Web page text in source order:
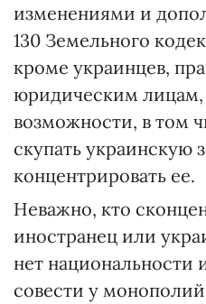
изменениями и
130 Земельного
кроме украинцев,
юридическим лицам,
возможности, в том
скупать украинскую
концентрировать ее.
Неважно, кто
иностранец или
нет национальности
совести у